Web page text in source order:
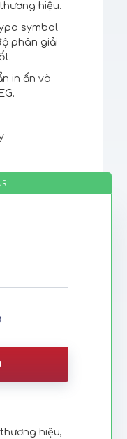
hiệu.
symbol
phân giải
in ấn và
hiệu,